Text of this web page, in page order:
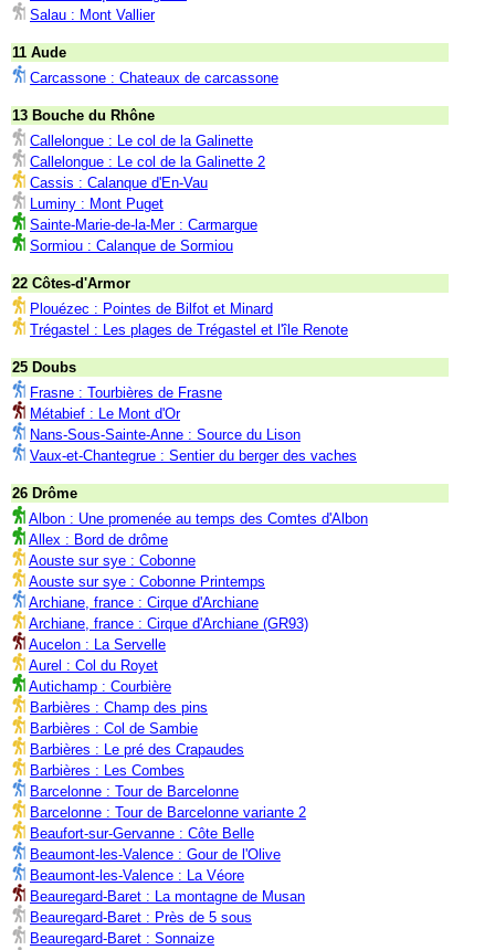
Salau : Mont Vallier
11 Aude
Carcassone : Chateaux de carcassone
13 Bouche du Rhône
Callelongue : Le col de la Galinette
Callelongue : Le col de la Galinette 2
Cassis : Calanque d'En-Vau
Luminy : Mont Puget
Sainte-Marie-de-la-Mer : Carmargue
Sormiou : Calanque de Sormiou
22 Côtes-d'Armor
Plouézec : Pointes de Bilfot et Minard
Trégastel : Les plages de Trégastel et l'île Renote
25 Doubs
Frasne : Tourbières de Frasne
Métabief : Le Mont d'Or
Nans-Sous-Sainte-Anne : Source du Lison
Vaux-et-Chantegrue : Sentier du berger des vaches
26 Drôme
Albon : Une promenée au temps des Comtes d'Albon
Allex : Bord de drôme
Aouste sur sye : Cobonne
Aouste sur sye : Cobonne Printemps
Archiane, france : Cirque d'Archiane
Archiane, france : Cirque d'Archiane (GR93)
Aucelon : La Servelle
Aurel : Col du Royet
Autichamp : Courbière
Barbières : Champ des pins
Barbières : Col de Sambie
Barbières : Le pré des Crapaudes
Barbières : Les Combes
Barcelonne : Tour de Barcelonne
Barcelonne : Tour de Barcelonne variante 2
Beaufort-sur-Gervanne : Côte Belle
Beaumont-les-Valence : Gour de l'Olive
Beaumont-les-Valence : La Véore
Beauregard-Baret : La montagne de Musan
Beauregard-Baret : Près de 5 sous
Beauregard-Baret : Sonnaize